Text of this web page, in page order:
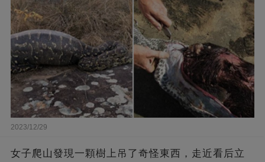
2023/12/29
女子爬山發現一顆樹上吊了奇怪東西，走近看后立